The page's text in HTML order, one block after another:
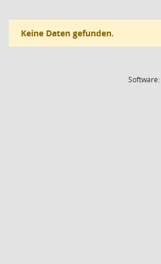
Keine Daten gefunden.
Software: